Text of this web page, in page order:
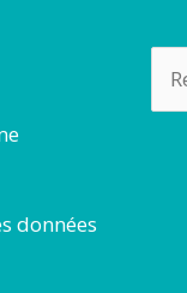
données